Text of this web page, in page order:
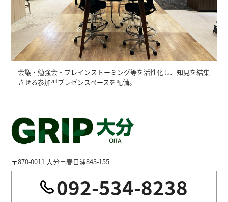
会議・勉強会・ブレインストーミング等を活性化し、知見を結集
させる参加型プレゼンスペースを配備。
〒870-0011 大分市春日浦843-155
092-534-8238